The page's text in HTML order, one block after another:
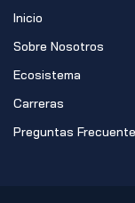
Inicio
Sobre Nosotros
Ecosistema
Carreras
Preguntas